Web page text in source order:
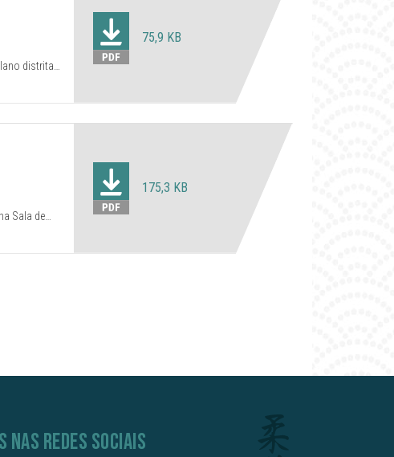
distrital
75,9 KB
175,3 KB
NAS REDES SOCIAIS